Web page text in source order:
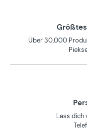
Über 30,000
Lass dich